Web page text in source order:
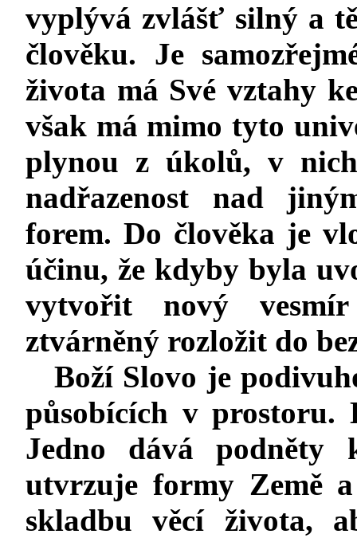
vyplývá zvlášť silný a
člověku. Je
života má Své vztahy
však má mimo tyto
plynou z úkolů, v
nadřazenost nad
forem. Do člověka je
účinu, že kdyby byla
vytvořit nový
ztvárněný rozložit do
Boží Slovo je
působících v prostoru.
Jedno dává podněty
utvrzuje formy Země
skladbu věcí života,